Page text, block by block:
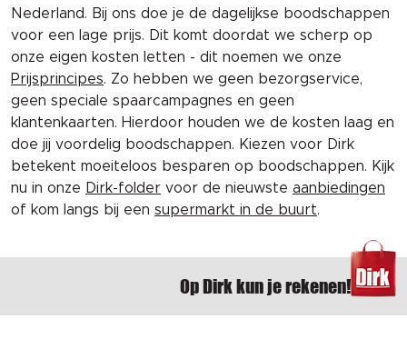
Nederland. Bij ons doe je de dagelijkse boodschappen
voor een lage prijs. Dit komt doordat we scherp op
onze eigen kosten letten - dit noemen we onze
Prijsprincipes. Zo hebben we geen bezorgservice,
geen speciale spaarcampagnes en geen
klantenkaarten. Hierdoor houden we de kosten laag en
doe jij voordelig boodschappen. Kiezen voor Dirk
betekent moeiteloos besparen op boodschappen. Kijk
nu in onze Dirk-folder voor de nieuwste aanbiedingen
of kom langs bij een supermarkt in de buurt.
Op Dirk kun je rekenen!